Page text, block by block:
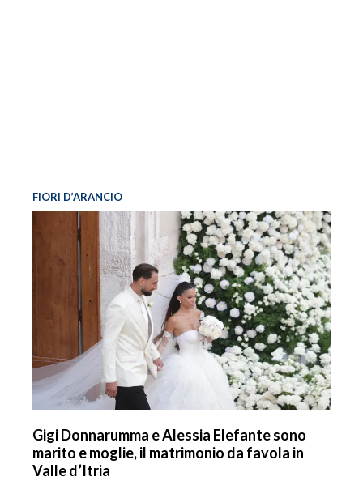
FIORI D’ARANCIO
Gigi Donnarumma e Alessia Elefante sono
marito e moglie, il matrimonio da favola in
Valle d’Itria